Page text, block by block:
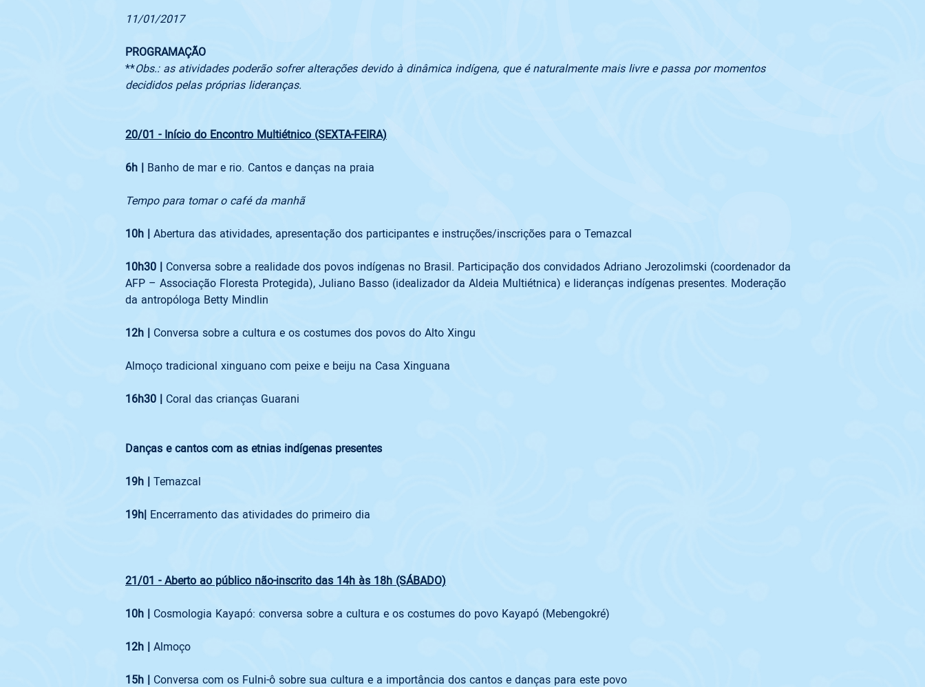
11/01/2017
PROGRAMAÇÃO
**Obs.: as atividades poderão sofrer alterações devido à dinâmica indígena, que é naturalmente mais livre e passa por momentos
decididos pelas próprias lideranças.
20/01 - Início do Encontro Multiétnico (SEXTA-FEIRA)
6h | Banho de mar e rio. Cantos e danças na praia
Tempo para tomar o café da manhã
10h | Abertura das atividades, apresentação dos participantes e instruções/inscrições para o Temazcal
10h30 | Conversa sobre a realidade dos povos indígenas no Brasil. Participação dos convidados Adriano Jerozolimski (coordenador da
AFP – Associação Floresta Protegida), Juliano Basso (idealizador da Aldeia Multiétnica) e lideranças indígenas presentes. Moderação
da antropóloga Betty Mindlin
12h | Conversa sobre a cultura e os costumes dos povos do Alto Xingu
Almoço tradicional xinguano com peixe e beiju na Casa Xinguana
16h30 |
Danças e cantos com as etnias indígenas presentes
19h | Temazcal
19h| Encerramento das atividades do primeiro dia
21/01 - Aberto ao público não-inscrito das 14h às 18h (SÁBADO)
10h |
12h | Almoço
15h | Conversa com os Fulni-ô sobre sua cultura e a importância dos cantos e danças para este povo